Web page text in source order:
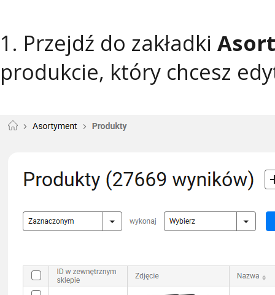
1. Przejdź do zakładki
produkcie, który chcesz